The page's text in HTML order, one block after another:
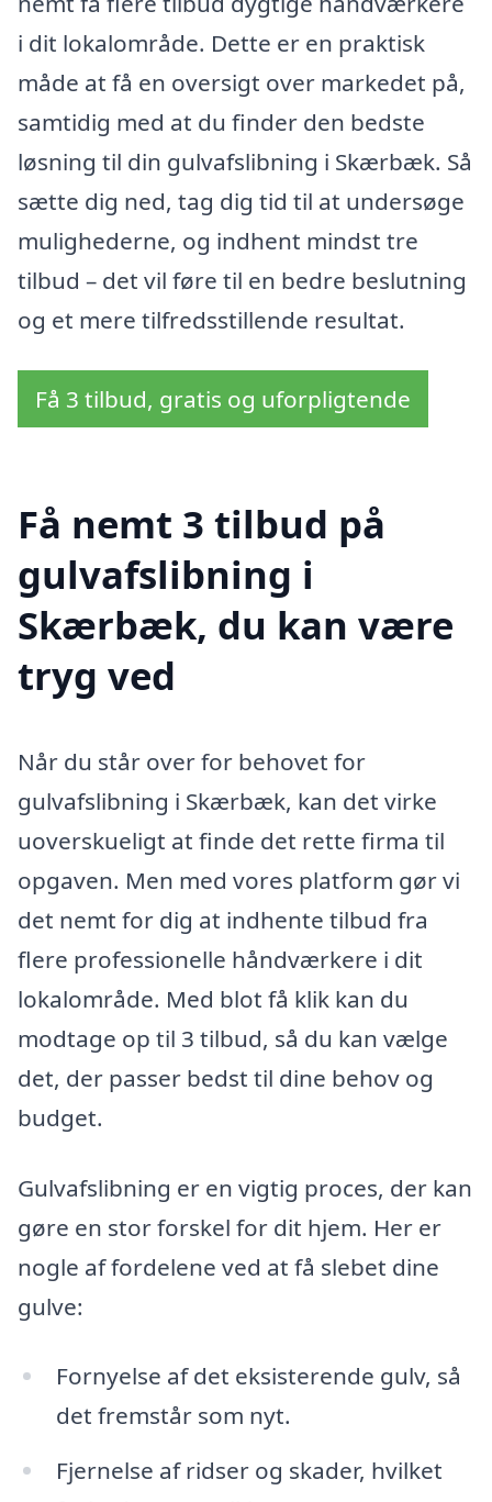
i dit lokalområde. Dette er en praktisk
måde at få en oversigt over markedet på,
samtidig med at du finder den bedste
løsning til din gulvafslibning i Skærbæk. Så
sætte dig ned, tag dig tid til at undersøge
mulighederne, og indhent mindst tre
tilbud – det vil føre til en bedre beslutning
og et mere tilfredsstillende resultat.
Få 3 tilbud, gratis og uforpligtende
Få nemt 3 tilbud på
gulvafslibning i
Skærbæk, du kan være
tryg ved
Når du står over for behovet for
gulvafslibning i Skærbæk, kan det virke
uoverskueligt at finde det rette firma til
opgaven. Men med vores platform gør vi
det nemt for dig at indhente tilbud fra
flere professionelle håndværkere i dit
lokalområde. Med blot få klik kan du
modtage op til 3 tilbud, så du kan vælge
det, der passer bedst til dine behov og
budget.
Gulvafslibning er en vigtig proces, der kan
gøre en stor forskel for dit hjem. Her er
nogle af fordelene ved at få slebet dine
gulve:
Fornyelse af det eksisterende gulv, så
det fremstår som nyt.
Fjernelse af ridser og skader, hvilket